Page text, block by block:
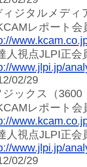
ィジタルメデ
レポート会
達人視点JLPI
www.jlpi.jp/
02/29
ジックス（
レポート会
達人視点JLPI
www.jlpi.jp/
02/29